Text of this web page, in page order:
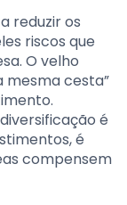
reduzir os
riscos que
O velho
mesma cesta”
é
é
compensem